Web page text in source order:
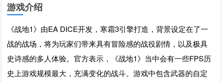
游戏介绍
《战地1》由EA DICE开发，寒霜3引擎打造，背景设定在了一
战的战场，将为玩家们带来具有冒险感的战役剧情，以及极具
史诗感的多人体验。官方表示，《战地1》当中会有一些FPS历
史上游戏规模最大，充满变化的战斗。游戏中包含武器的自定